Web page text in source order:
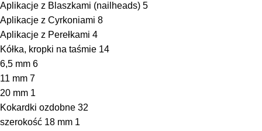
Aplikacje z Blaszkami (nailheads) 5
Aplikacje z Cyrkoniami 8
Aplikacje z Perełkami 4
Kółka, kropki na taśmie 14
6,5 mm 6
11 mm 7
20 mm 1
Kokardki ozdobne 32
szerokość 18 mm 1